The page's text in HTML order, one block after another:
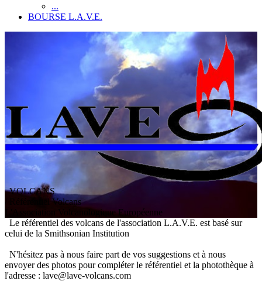
...
BOURSE L.A.V.E.
VOLCANS
/ Référentiel Volcans
ssociation V olcanologiqueEuropéenne
Le référentiel des volcans de l'association L.A.V.E. est basé sur
celui de la Smithsonian Institution
N'hésitez pas à nous faire part de vos suggestions et à nous
envoyer des photos pour compléter le référentiel et la photothèque à
l'adresse : lave@lave-volcans.com